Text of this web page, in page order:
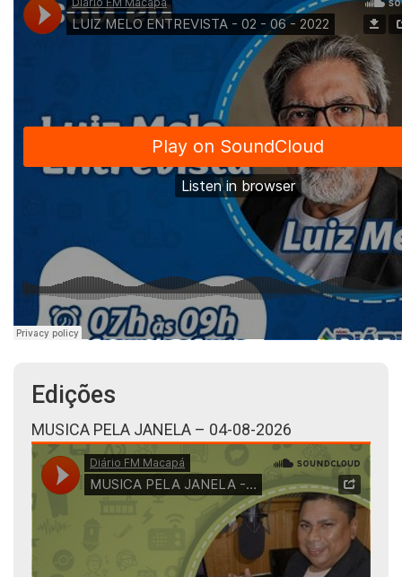
Edições
MUSICA PELA JANELA – 04-08-2026